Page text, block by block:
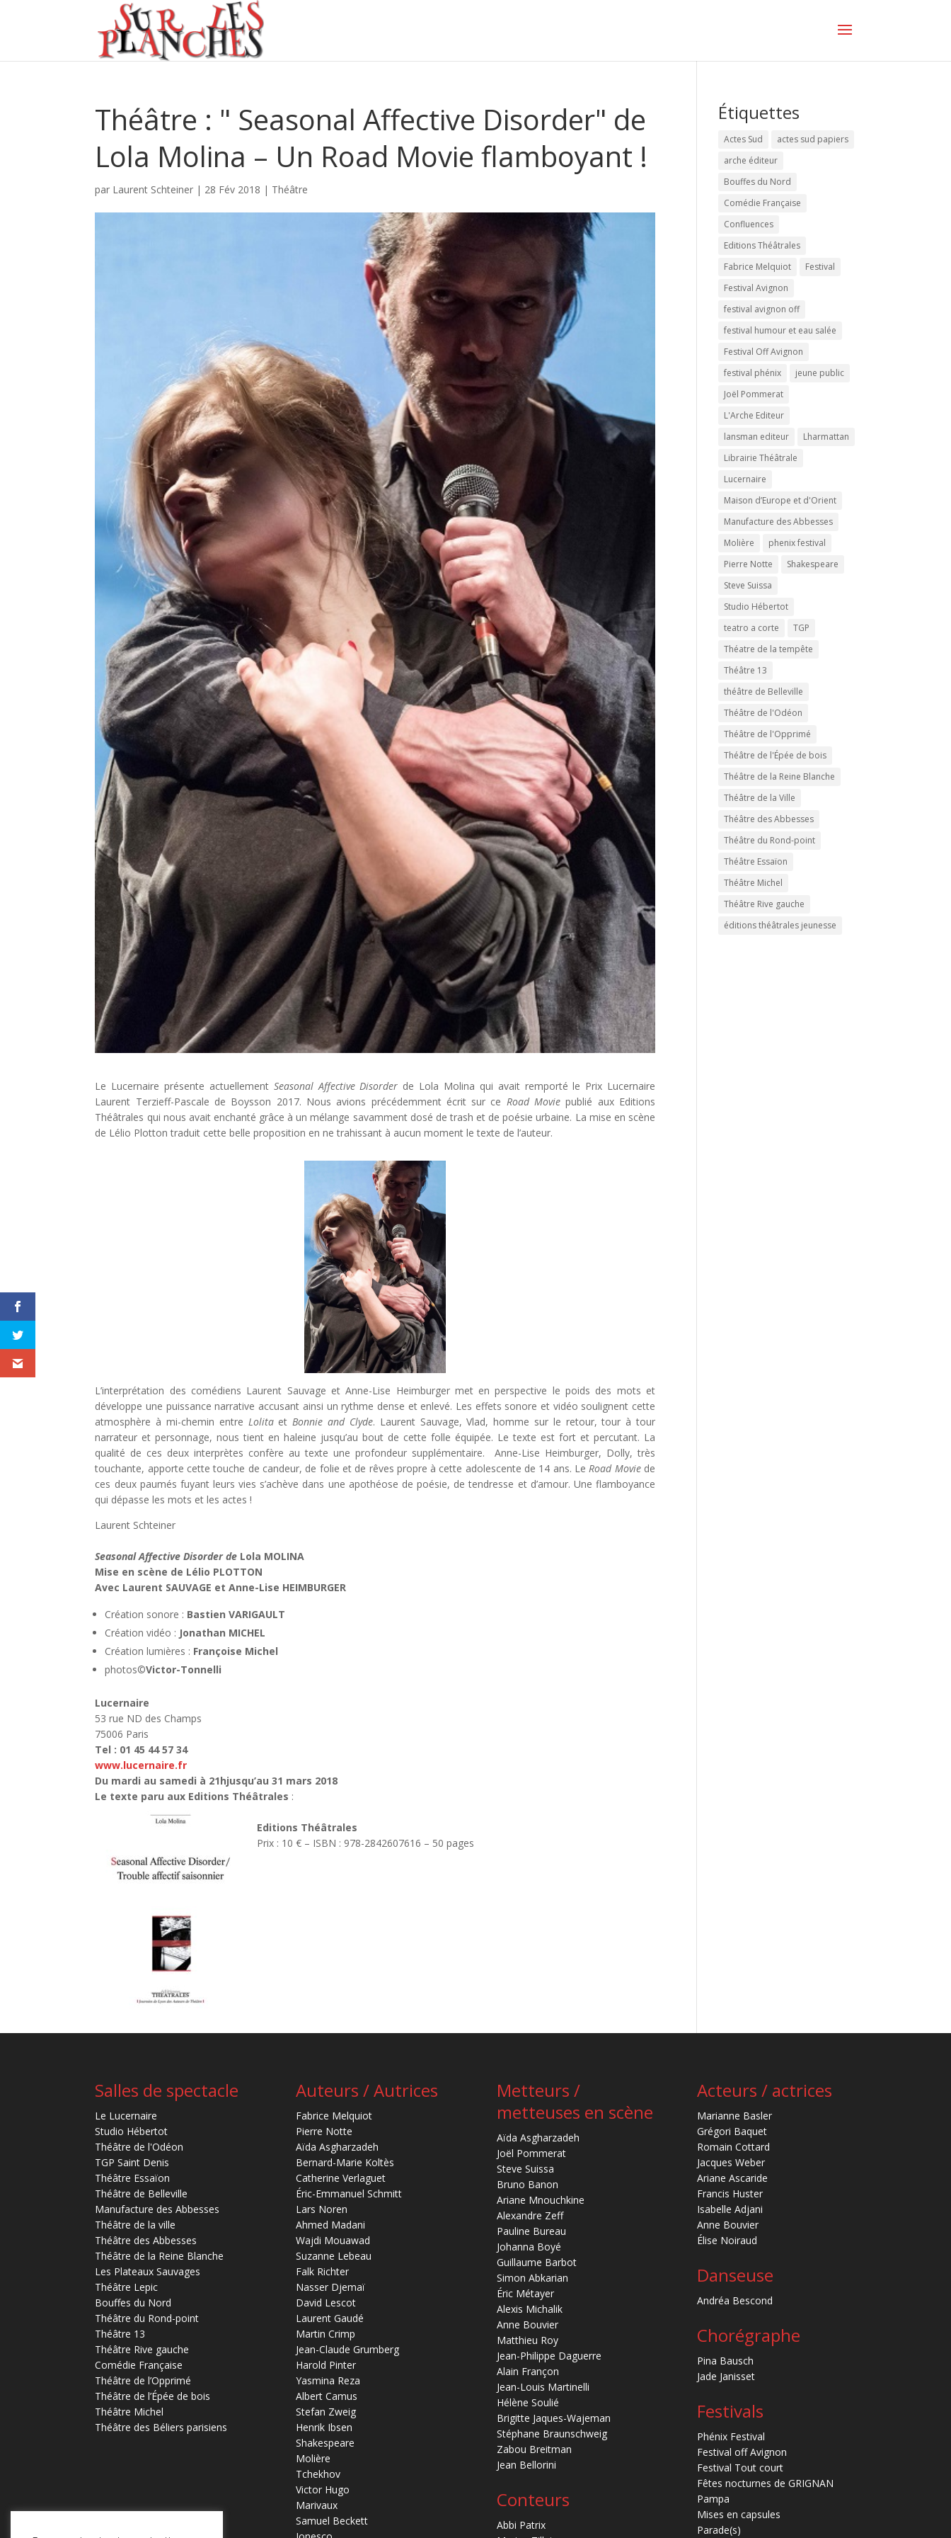
Théâtre : " Seasonal Affective Disorder" de
Lola Molina – Un Road Movie flamboyant !
par Laurent Schteiner | 28 Fév 2018 | Théâtre
Le Lucernaire présente actuellement Seasonal Affective Disorder de Lola Molina qui avait remporté le Prix Lucernaire
Laurent Terzieff-Pascale de Boysson 2017. Nous avions précédemment écrit sur ce Road Movie publié aux Editions
Théâtrales qui nous avait enchanté grâce à un mélange savamment dosé de trash et de poésie urbaine. La mise en scène
de Lélio Plotton traduit cette belle proposition en ne trahissant à aucun moment le texte de l’auteur.
L’interprétation des comédiens Laurent Sauvage et Anne-Lise Heimburger met en perspective le poids des mots et
développe une puissance narrative accusant ainsi un rythme dense et enlevé. Les effets sonore et vidéo soulignent cette
atmosphère à mi-chemin entre LolitaetBonnie and Clyde. Laurent Sauvage, Vlad, homme sur le retour, tour à tour
narrateur et personnage, nous tient en haleine jusqu’au bout de cette folle équipée. Le texte est fort et percutant. La
qualité de ces deux interprètes confère au texte une profondeur supplémentaire. Anne-Lise Heimburger, Dolly, très
touchante, apporte cette touche de candeur, de folie et de rêves propre à cette adolescente de 14 ans. LeRoad Moviede
ces deux paumés fuyant leurs vies s’achève dans une apothéose de poésie, de tendresse et d’amour. Une flamboyance
qui dépasse les mots et les actes !
Laurent Schteiner
Seasonal Affective Disorder de Lola MOLINA
Mise en scène de Lélio PLOTTON
Avec Laurent SAUVAGE et Anne-Lise HEIMBURGER
Création sonore : Bastien VARIGAULT
Création vidéo : Jonathan MICHEL
Création lumières : Françoise Michel
photos©Victor-Tonnelli
Lucernaire
53 rue ND des Champs
75006 Paris
Tel : 01 45 44 57 34
www.lucernaire.fr
Du mardi au samedi à 21hjusqu’au 31 mars 2018
Le texte paru aux Editions Théâtrales :
Editions Théâtrales
Prix : 10 € – ISBN : 978-2842607616 – 50 pages
Étiquettes
Actes Sud
actes sud papiers
arche éditeur
Bouffes du Nord
Comédie Française
Confluences
Editions Théâtrales
Fabrice Melquiot
Festival
Festival Avignon
festival avignon off
festival humour et eau salée
Festival Off Avignon
festival phénix
jeune public
Joël Pommerat
L'Arche Editeur
lansman editeur
Lharmattan
Librairie Théâtrale
Lucernaire
Maison d’Europe et d'Orient
Manufacture des Abbesses
Molière
phenix festival
Pierre Notte
Shakespeare
Steve Suissa
Studio Hébertot
teatro a corte
TGP
Théatre de la tempête
Théâtre 13
théâtre de Belleville
Théâtre de l'Odéon
Théâtre de l'Opprimé
Théâtre de l'Épée de bois
Théâtre de la Reine Blanche
Théâtre de la Ville
Théâtre des Abbesses
Théâtre du Rond-point
Théâtre Essaïon
Théâtre Michel
Théâtre Rive gauche
éditions théâtrales jeunesse
Salles de spectacle
Le Lucernaire
Studio Hébertot
Théâtre de l'Odéon
TGP Saint Denis
Théâtre Essaïon
Théâtre de Belleville
Manufacture des Abbesses
Théâtre de la ville
Théâtre des Abbesses
Théâtre de la Reine Blanche
Les Plateaux Sauvages
Théâtre Lepic
Bouffes du Nord
Théâtre du Rond-point
Théâtre 13
Théâtre Rive gauche
Comédie Française
Théâtre de l’Opprimé
Théâtre de l’Épée de bois
Théâtre Michel
Théâtre des Béliers parisiens
Auteurs / Autrices
Fabrice Melquiot
Pierre Notte
Aïda Asgharzadeh
Bernard-Marie Koltès
Catherine Verlaguet
Éric-Emmanuel Schmitt
Lars Noren
Ahmed Madani
Wajdi Mouawad
Suzanne Lebeau
Falk Richter
Nasser Djemaï
David Lescot
Laurent Gaudé
Martin Crimp
Jean-Claude Grumberg
Harold Pinter
Yasmina Reza
Albert Camus
Stefan Zweig
Henrik Ibsen
Shakespeare
Molière
Tchekhov
Victor Hugo
Marivaux
Samuel Beckett
Metteurs /
metteuses en scène
Aïda Asgharzadeh
Joël Pommerat
Steve Suissa
Bruno Banon
Ariane Mnouchkine
Alexandre Zeff
Pauline Bureau
Johanna Boyé
Guillaume Barbot
Simon Abkarian
Éric Métayer
Alexis Michalik
Anne Bouvier
Matthieu Roy
Jean-Philippe Daguerre
Alain Françon
Jean-Louis Martinelli
Hélène Soulié
Brigitte Jaques-Wajeman
Stéphane Braunschweig
Zabou Breitman
Jean Bellorini
Conteurs
Abbi Patrix
Acteurs / actrices
Marianne Basler
Grégori Baquet
Romain Cottard
Jacques Weber
Ariane Ascaride
Francis Huster
Isabelle Adjani
Anne Bouvier
Élise Noiraud
Danseuse
Andréa Bescond
Chorégraphe
Pina Bausch
Jade Janisset
Festivals
Phénix Festival
Festival off Avignon
Festival Tout court
Fêtes nocturnes de GRIGNAN
Pampa
Mises en capsules
Parade(s)